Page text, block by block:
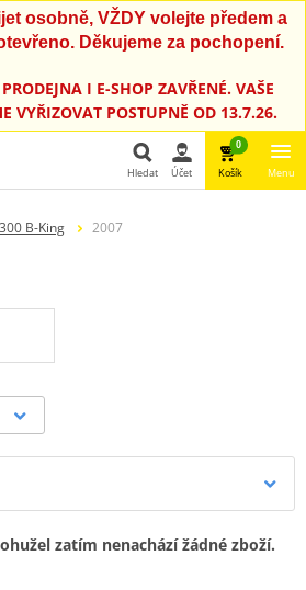
osobně, VŽDY volejte předem a
Děkujeme za pochopení.
I E-SHOP ZAVŘENÉ. VAŠE
VYŘIZOVAT POSTUPNĚ OD 13.7.26.
Hledat Účet
0
Košík Menu
B-King 2007
zatím nenachází žádné zboží.